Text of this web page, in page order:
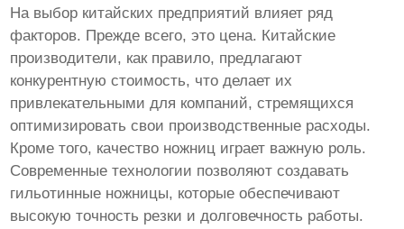
На выбор китайских предприятий влияет ряд
факторов. Прежде всего, это цена. Китайские
производители, как правило, предлагают
конкурентную стоимость, что делает их
привлекательными для компаний, стремящихся
оптимизировать свои производственные расходы.
Кроме того, качество ножниц играет важную роль.
Современные технологии позволяют создавать
гильотинные ножницы, которые обеспечивают
высокую точность резки и долговечность работы.